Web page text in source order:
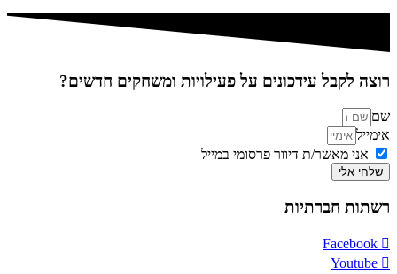
רוצה לקבל עידכונים על פעילויות ומשחקים חדשים?
שם
אימייל
אני מאשר/ת דיוור פרסומי במייל
שלחי אלי
רשתות חברתיות
Facebook
Youtube